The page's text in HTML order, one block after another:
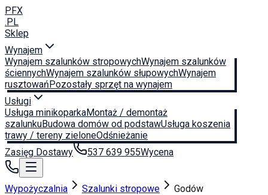
PFX
.PL
Sklep
Wynajem
Wynajem szalunków stropowychWynajem szalunków
ściennychWynajem szalunków słupowychWynajem
rusztowańPozostały sprzęt na wynajem
Usługi
Usługa minikoparkaMontaż / demontaż
szalunkuBudowa domów od podstawUsługa koszenia
trawy / tereny zieloneOdśnieżanie
Zasięg Dostawy
537 639 955Wycena
Wypożyczalnia Szalunki stropowe
Godów